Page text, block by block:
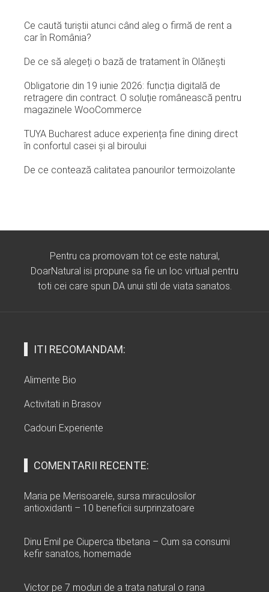
Ce caută turiștii atunci când aleg o firmă de rent a
car în România?
De ce să alegeți o bază de tratament în Olănești
Obligatorie din 19 iunie 2026: funcția digitală de
retragere din contract. O soluție românească pentru
magazinele WooCommerce
TUYA Bucharest aduce experiența fine dining direct
în confortul casei și al biroului
De ce contează calitatea panourilor termoizolante
Pentru ca promovam tot ce este natural,
DoarNatural isi propune sa fie un loc virtual pentru
toti cei care spun DA unui stil de viata sanatos.
ITI RECOMANDAM:
Alimente Bio
Activitati in Brasov
Cadouri Experiente
COMENTARII RECENTE:
Maria pe Merisoarele, sursa miraculosilor
antioxidanti – 10 beneficii surprinzatoare
Dinu Emil pe Ciuperca tibetana – Cum sa consumi
kefir sanatos, homemade
Victor pe 7 moduri de a trata natural o rana